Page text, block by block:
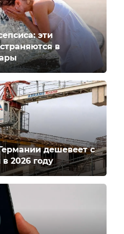
эти
в
дешевеет с
2026 году